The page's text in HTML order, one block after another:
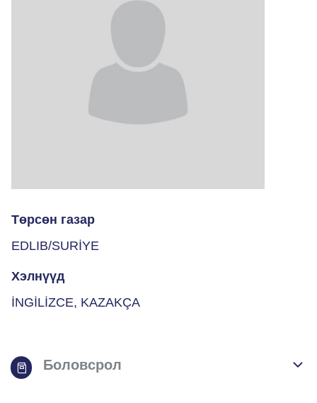
Төрсөн газар
EDLIB/SURİYE
Хэлнүүд
İNGİLİZCE, KAZAKÇA
Боловсрол